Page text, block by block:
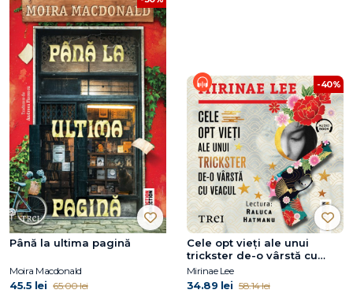
Până la ultima pagină
Moira Macdonald
45.5 lei 65.00 lei
-40%
Cele opt vieți ale unui
trickster de-o vârstă cu
veacul
Mirinae Lee
34.89 lei 58.14 lei